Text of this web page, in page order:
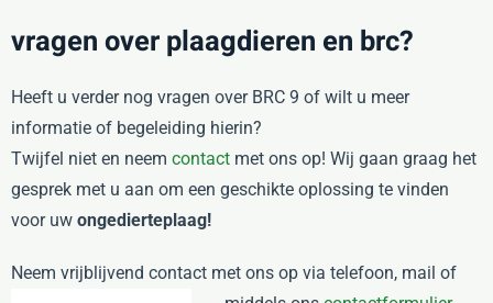
vragen over plaagdieren en brc?
Heeft u verder nog vragen over BRC 9 of wilt u meer
informatie of begeleiding hierin?
Twijfel niet en neem contact met ons op! Wij gaan graag het
gesprek met u aan om een geschikte oplossing te vinden
voor uw ongedierteplaag!
Neem vrijblijvend contact met ons op via telefoon, mail of